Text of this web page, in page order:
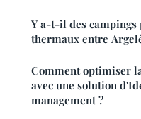
Y a-t-il des campings
thermaux entre
Comment optimiser
avec une solution
management ?